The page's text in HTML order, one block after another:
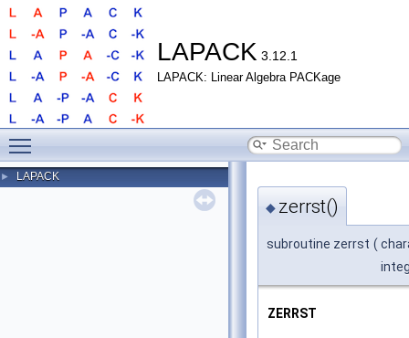
LAPACK 3.12.1
LAPACK: Linear Algebra PACKage
► LAPACK
◆ zerrst()
subroutine zerrst (
ZERRST